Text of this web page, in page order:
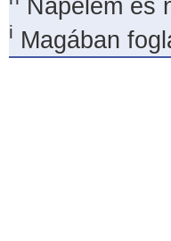
Napelem és
i Magában